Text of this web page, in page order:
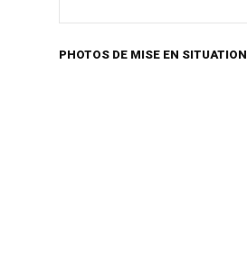
PHOTOS DE MISE EN SITUATION